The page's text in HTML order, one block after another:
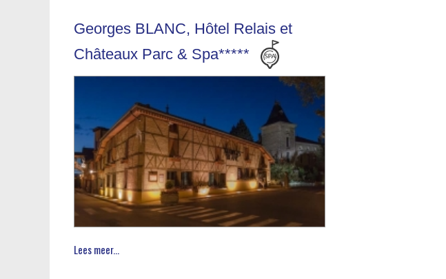
Georges BLANC, Hôtel Relais et
Châteaux Parc & Spa*****
Lees meer...